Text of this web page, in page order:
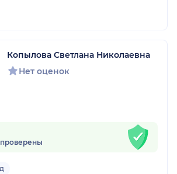
Копылова Светлана Николаевна
Нет оценок